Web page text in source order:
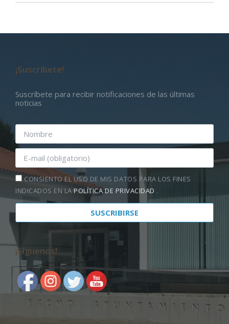
¡Suscríbete!
Suscríbete para recibir notificaciones de las últimas
noticias
CONSIENTO EL USO DE MIS DATOS PARA LOS FINES
INDICADOS EN LAPOLÍTICA DE PRIVACIDAD .
¡Síguenos!